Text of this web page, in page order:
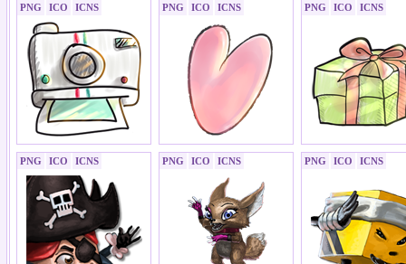
PNG ICO ICNS PNG ICO ICNS PNG ICO ICNS
PNG ICO ICNS PNG ICO ICNS PNG ICO ICNS